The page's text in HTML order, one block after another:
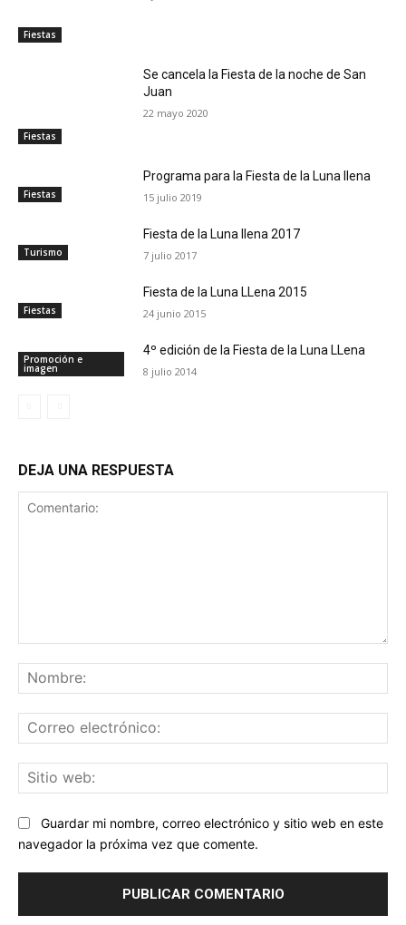
Fiestas
Fiestas
Se cancela la Fiesta de la noche de San
Juan
22 mayo 2020
Fiestas
Programa para la Fiesta de la Luna llena
15 julio 2019
Turismo
Fiesta de la Luna llena 2017
7 julio 2017
Fiestas
Fiesta de la Luna LLena 2015
24 junio 2015
Promoción e
imagen
4º edición de la Fiesta de la Luna LLena
8 julio 2014
DEJA UNA RESPUESTA
Guardar mi nombre, correo electrónico y sitio web en este
navegador la próxima vez que comente.